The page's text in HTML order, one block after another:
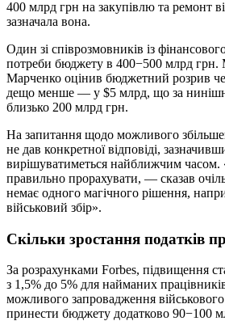
400 млрд грн на закупівлю та ремонт
зазначала вона.
Один зі співрозмовників із
потреби бюджету в 400−500 млрд грн.
Марченко оцінив бюджетний розрив
дещо менше — у $5 млрд, що за
близько 200 млрд грн.
На запитання щодо можливого
не дав конкретної відповіді,
вирішуватиметься найближчим часом.
правильно прорахувати, — сказав
немає одного магічного рішення,
військовий збір».
Скільки зростання податків
За розрахунками Forbes, підвищення
з 1,5% до 5% для найманих
можливого запровадження
принести бюджету додатково 90−100